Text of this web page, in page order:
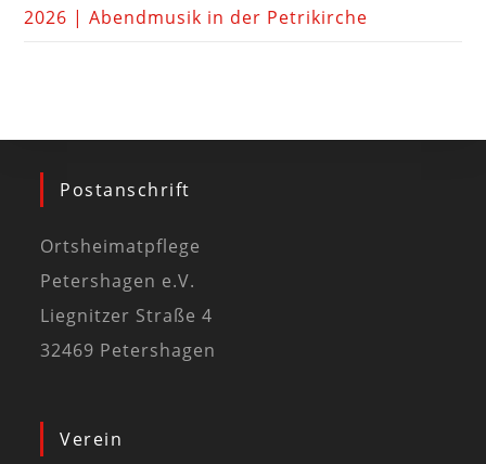
2026 | Abendmusik in der Petrikirche
Postanschrift
Ortsheimatpflege
Petershagen e.V.
Liegnitzer Straße 4
32469 Petershagen
Verein